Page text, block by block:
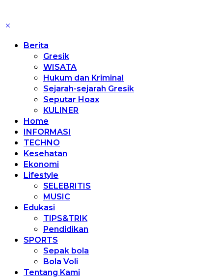
Berita
Gresik
WISATA
Hukum dan Kriminal
Sejarah-sejarah Gresik
Seputar Hoax
KULINER
Home
INFORMASI
TECHNO
Kesehatan
Ekonomi
Lifestyle
SELEBRITIS
MUSIC
Edukasi
TIPS&TRIK
Pendidikan
SPORTS
Sepak bola
Bola Voli
Tentang Kami